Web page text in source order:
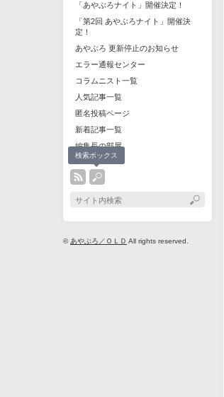
「あやぶろナイト」開催決定！
「第2回 あやぶろナイト」開催決
定！
あやぶろ 更新停止のお知らせ
エラー通報センター
コラムニスト一覧
人気記事一覧
匿名投稿ページ
新着記事一覧
編集長の部屋
検索ボックス
© あやぶろ／ＯＬＤ All rights reserved.